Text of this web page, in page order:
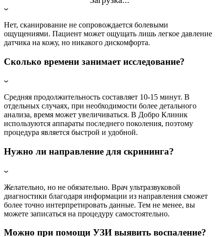
Нет, сканирование не сопровождается болевыми
ощущениями. Пациент может ощущать лишь легкое давление
датчика на кожу, но никакого дискомфорта.
Сколько времени занимает исследование?
Средняя продолжительность составляет 10-15 минут. В
отдельных случаях, при необходимости более детального
анализа, время может увеличиваться. В Добро Клиник
используются аппараты последнего поколения, поэтому
процедура является быстрой и удобной.
Нужно ли направление для скрининга?
Желательно, но не обязательно. Врач ультразвуковой
диагностики благодаря информации из направления сможет
более точно интерпретировать данные. Тем не менее, вы
можете записаться на процедуру самостоятельно.
Можно при помощи УЗИ выявить воспаление?